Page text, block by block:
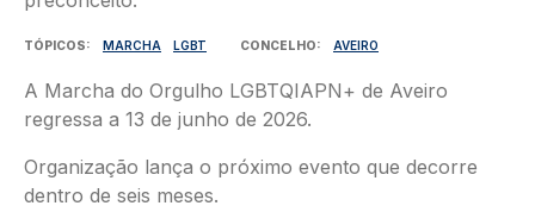
TÓPICOS MARCHA LGBT CONCELHO AVEIRO
A Marcha do Orgulho LGBTQIAPN+ de Aveiro
regressa a 13 de junho de 2026.
Organização lança o próximo evento que decorre
dentro de seis meses.